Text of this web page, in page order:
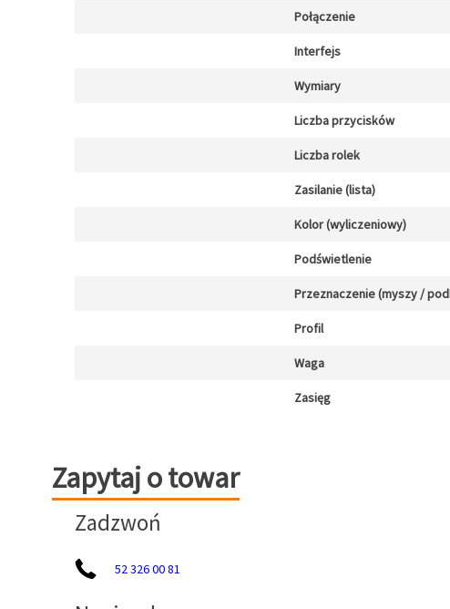
Połączenie
Interfejs
Wymiary
Liczba przycisków
Liczba rolek
Zasilanie (lista)
Kolor (wyliczeniowy)
Podświetlenie
Przeznaczenie (myszy /
Profil
Waga
Zasięg
Zapytaj o towar
Zapytaj o towar
Zadzwoń
52 326 00 81